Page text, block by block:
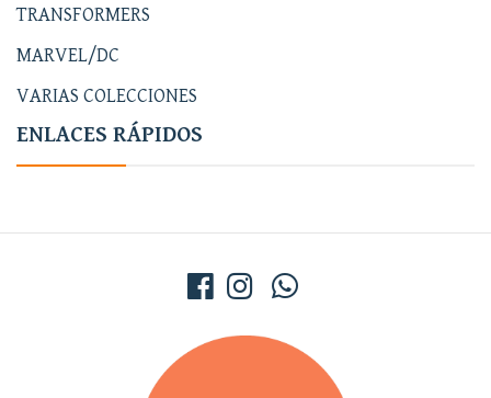
TRANSFORMERS
MARVEL/DC
VARIAS COLECCIONES
ENLACES RÁPIDOS